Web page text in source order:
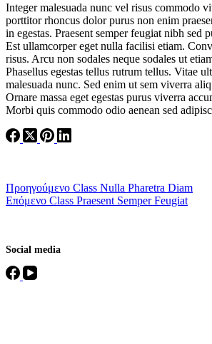
Integer malesuada nunc vel risus commodo
porttitor rhoncus dolor purus non enim
in egestas. Praesent semper feugiat nibh sed
Est ullamcorper eget nulla facilisi etiam.
risus. Arcu non sodales neque sodales ut
Phasellus egestas tellus rutrum tellus. Vitae
malesuada nunc. Sed enim ut sem viverra
Ornare massa eget egestas purus viverra
Morbi quis commodo odio aenean sed
Προηγούμενο Class Nulla Pharetra Diam
Επόμενο Class Praesent Semper Feugiat
Social media